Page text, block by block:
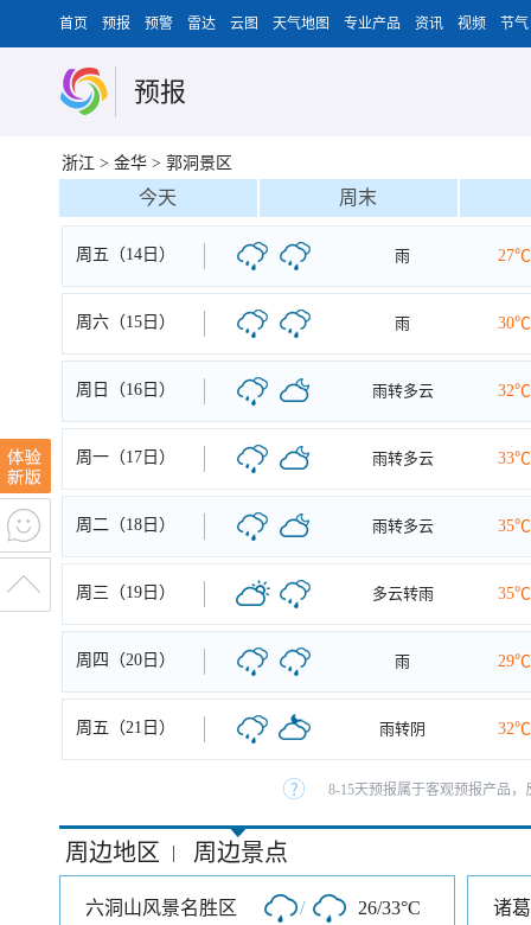
首页 预报 预警 雷达 云图 天气地图 专业产品 资讯 视频 节气
预报
浙江 > 金华 > 郭洞景区
今天 周末
周五（14日） 雨 27℃
周六（15日） 雨 30℃
周日（16日） 雨转多云 32℃
周一（17日） 雨转多云 33℃
周二（18日） 雨转多云 35℃
周三（19日） 多云转雨 35℃
周四（20日） 雨 29℃
周五（21日） 雨转阴 32℃
8-15天预报属于客观预报产品
周边地区 | 周边景点
六洞山风景名胜区 / 26/33°C 诸